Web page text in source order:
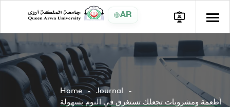
AR
Home
Journal
أطعمة ومشروبات تجعلك تستغرق في النوم بسهولة